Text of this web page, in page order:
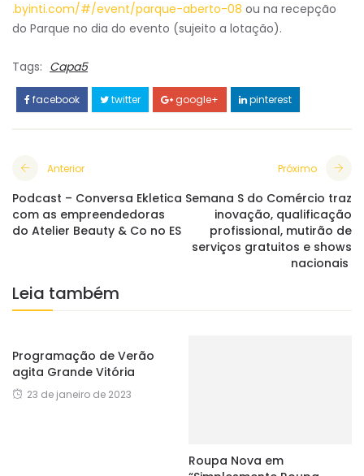
.byinti.com/#/event/parque-aberto-08 ou na recepção
do Parque no dia do evento (sujeito a lotação).
Tags: Capa5
facebook twitter google+ pinterest
Anterior
Podcast – Conversa Ekletica
com as empreendedoras
do Atelier Beauty & Co no ES
Próximo
Semana S do Comércio traz
inovação, qualificação
profissional, mutirão de
serviços gratuitos e shows
nacionais
Leia também
Programação de Verão
agita Grande Vitória
23 de janeiro de 2023
Roupa Nova em